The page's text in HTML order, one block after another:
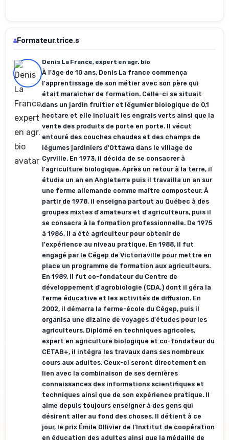
Formateur.trice.s
Denis La France, expert en agr. bio
À l'âge de 10 ans, Denis La france commença
l'apprentissage de son métier avec son père qui
était maraîcher de formation. Celle-ci se situait
dans un jardin fruitier et légumier biologique de 0,1
hectare et elle incluait les engrais verts ainsi que la
vente des produits de porte en porte. Il vécut
entouré des couches chaudes et des champs de
légumes jardiniers d'Ottawa dans le village de
Cyrville. En 1973, il décida de se consacrer à
l'agriculture biologique. Après un retour à la terre, il
étudia un an en Angleterre puis il travailla un an sur
une ferme allemande comme maître composteur. À
partir de 1978, il enseigna partout au Québec à des
groupes mixtes d'amateurs et d'agriculteurs, puis il
se consacra à la formation professionnelle. De 1975
à 1986, il a été agriculteur pour obtenir de
l'expérience au niveau pratique. En 1988, il fut
engagé par le Cégep de Victoriaville pour mettre en
place un programme de formation aux agriculteurs.
En 1989, il fut co-fondateur du Centre de
développement d'agrobiologie (CDA,) dont il géra la
ferme éducative et les activités de diffusion. En
2002, il démarra la ferme-école du Cégep, puis il
organisa une dizaine de voyages d'études pour les
agriculteurs. Diplômé en techniques agricoles,
expert en agriculture biologique et co-fondateur du
CETAB+, il intégra les travaux dans ses nombreux
cours aux adultes. Ceux-ci seront directement en
lien avec la combinaison de ses dernières
connaissances des informations scientifiques et
techniques ainsi que de son expérience pratique. Il
aime depuis toujours enseigner à des gens qui
désirent aller au fond des choses. Il détient à ce
jour, le prix Émile Ollivier de l'Institut de coopération
en éducation des adultes ainsi que la médaille de